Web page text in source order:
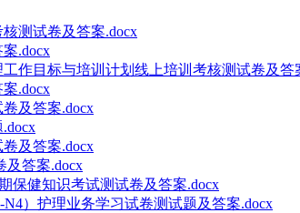
测试卷及答案.docx
.docx
作目标与培训计划线上培训考核测试卷及答
.docx
及答案.docx
及答案.docx
及答案.docx
保健知识考试测试卷及答案.docx
）护理业务学习试卷测试题及答案.docx